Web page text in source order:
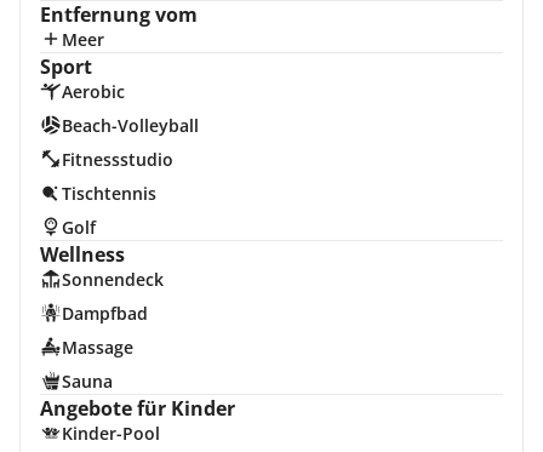
Entfernung vom
Meer
Sport
Aerobic
Beach-Volleyball
Fitnessstudio
Tischtennis
Golf
Wellness
Sonnendeck
Dampfbad
Massage
Sauna
Angebote für Kinder
Kinder-Pool